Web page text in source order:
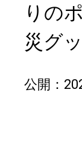
りの
災グ
公開：